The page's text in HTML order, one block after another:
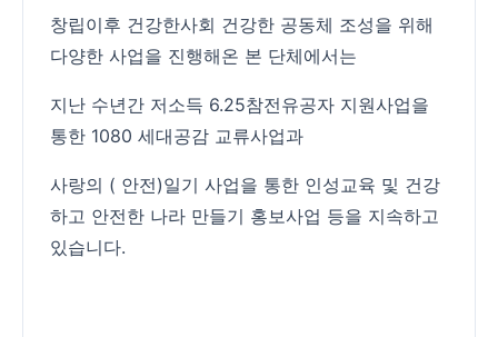
창립이후 건강한사회 건강한 공동체 조성을 위해
다양한 사업을 진행해온 본 단체에서는
지난 수년간 저소득 6.25참전유공자 지원사업을
통한 1080 세대공감 교류사업과
사랑의 ( 안전)일기 사업을 통한 인성교육 및 건강
하고 안전한 나라 만들기 홍보사업 등을 지속하고
있습니다.